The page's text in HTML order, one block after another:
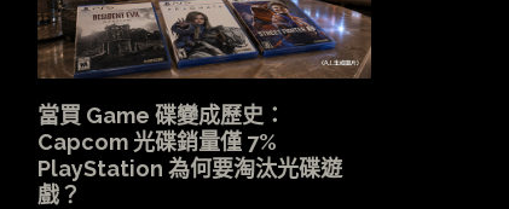
當買 Game 碟變成歷史：
Capcom 光碟銷量僅 7%
PlayStation 為何要淘汰光碟遊
戲？